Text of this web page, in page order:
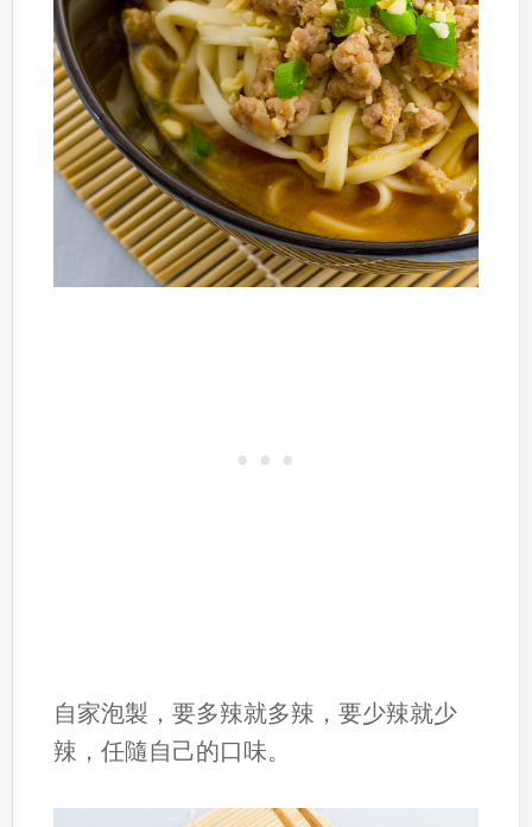
自家泡製，要多辣就多辣，要少辣就少
辣，任隨自己的口味。